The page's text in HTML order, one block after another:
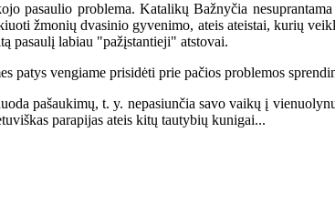
problema. Katalikų Bažnyčia nesuprantama
žmonių dvasinio gyvenimo, ateis ateistai, kurių
pasaulį labiau "pažįstantieji" atstovai.
patys vengiame prisidėti prie pačios problemos
pašaukimų, t. y. nepasiunčia savo vaikų į
parapijas ateis kitų tautybių kunigai...